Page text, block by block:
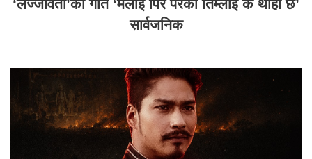
‘लज्जावती’को गीत ‘मलाई पिर परेको तिम्लाई के थाहा छ’
सार्वजनिक